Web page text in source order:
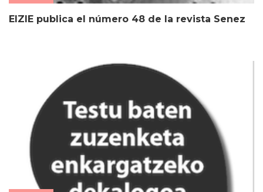
EIZIE publica el número 48 de la revista Senez